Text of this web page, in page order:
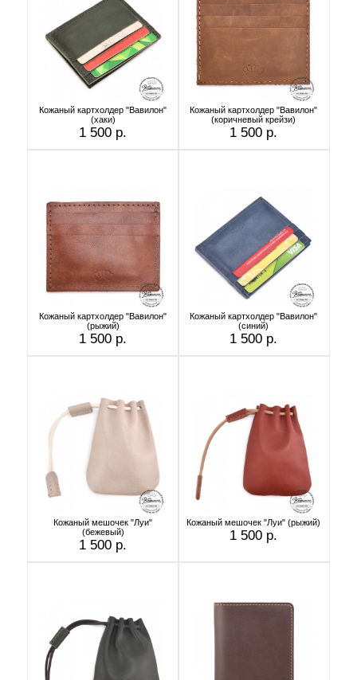
Кожаный картхолдер "Вавилон"
(хаки)
1 500 р.
Кожаный картхолдер "Вавилон"
(коричневый крейзи)
1 500 р.
Кожаный картхолдер "Вавилон"
(рыжий)
1 500 р.
Кожаный картхолдер "Вавилон"
(синий)
1 500 р.
Кожаный мешочек "Луи"
(бежевый)
1 500 р.
Кожаный мешочек "Луи" (рыжий)
1 500 р.